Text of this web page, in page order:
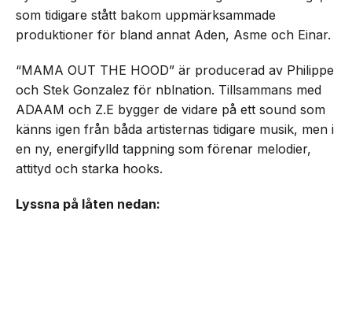
som tidigare stått bakom uppmärksammade
produktioner för bland annat Aden, Asme och Einar.
“MAMA OUT THE HOOD” är producerad av Philippe
och Stek Gonzalez för nblnation. Tillsammans med
ADAAM och Z.E bygger de vidare på ett sound som
känns igen från båda artisternas tidigare musik, men i
en ny, energifylld tappning som förenar melodier,
attityd och starka hooks.
Lyssna på låten nedan: